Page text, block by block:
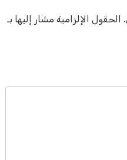
الحقول الإلزامية مشار إليها بـ